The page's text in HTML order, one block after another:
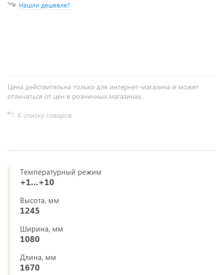
Нашли дешевле?
Цена действительна только для интернет-магазина и может
отличаться от цен в розничных магазинах.
К списку товаров
Температурный режим
+1...+10
Высота, мм
1245
Ширина, мм
1080
Длина, мм
1670